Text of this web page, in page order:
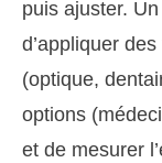
puis ajuster.
d’appliquer
(optique,
options
et de mesurer